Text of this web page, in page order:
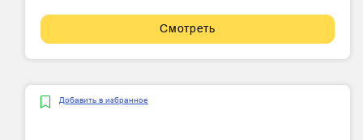
Смотреть
Добавить в избранное